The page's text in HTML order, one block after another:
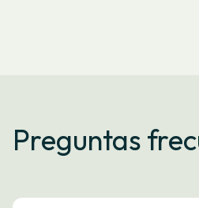
Preguntas